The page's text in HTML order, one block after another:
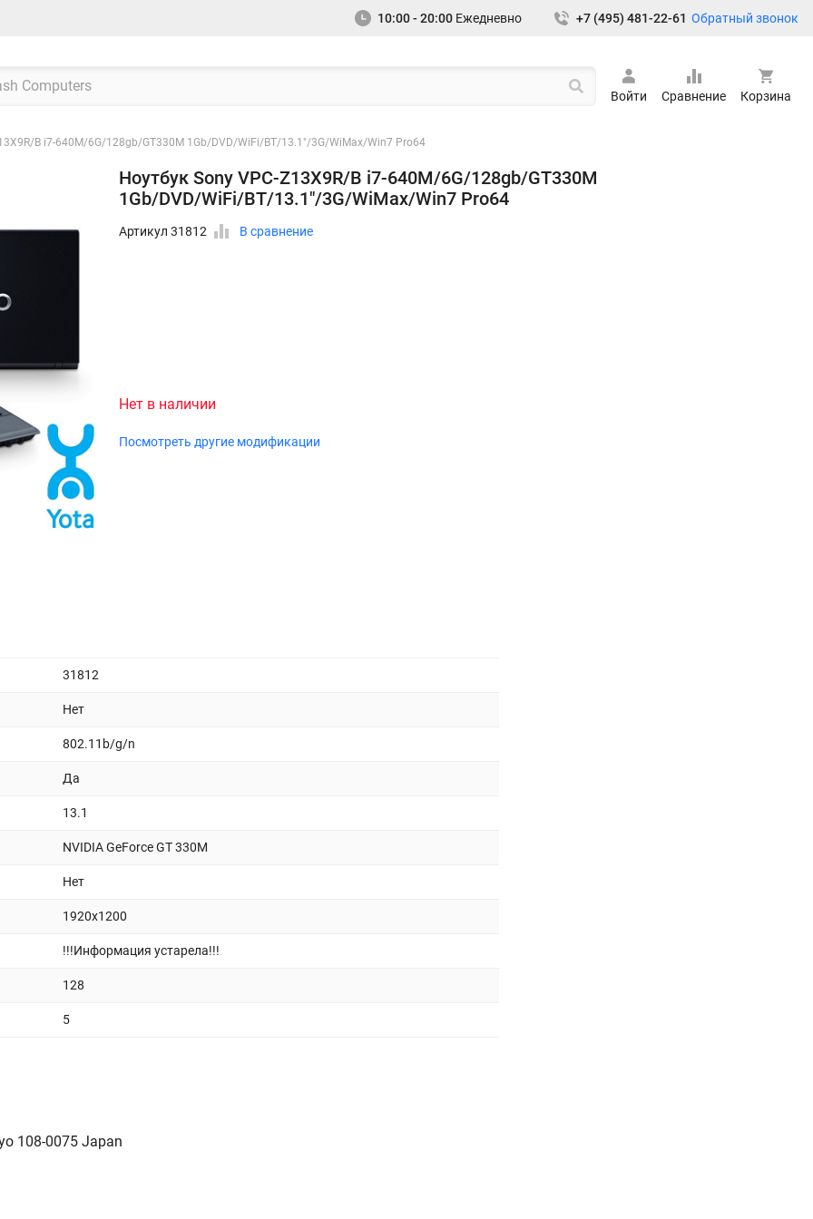
10:00 - 20:00 Ежедневно +7 (495) 481-22-61 Обратный звонок
Войти Сравнение Корзина
B i7-640M/6G/128gb/GT330M 1Gb/DVD/WiFi/BT/13.1"/3G/WiMax/Win7 Pro64
Ноутбук Sony VPC-Z13X9R/B i7-640M/6G/128gb/GT330M
1Gb/DVD/WiFi/BT/13.1"/3G/WiMax/Win7 Pro64
Артикул 31812 В сравнение
Нет в наличии
Посмотреть другие модификации
31812
Нет
802.11b/g/n
Да
13.1
NVIDIA GeForce GT 330M
Нет
1920x1200
!!!Информация устарела!!!
128
5
108-0075 Japan